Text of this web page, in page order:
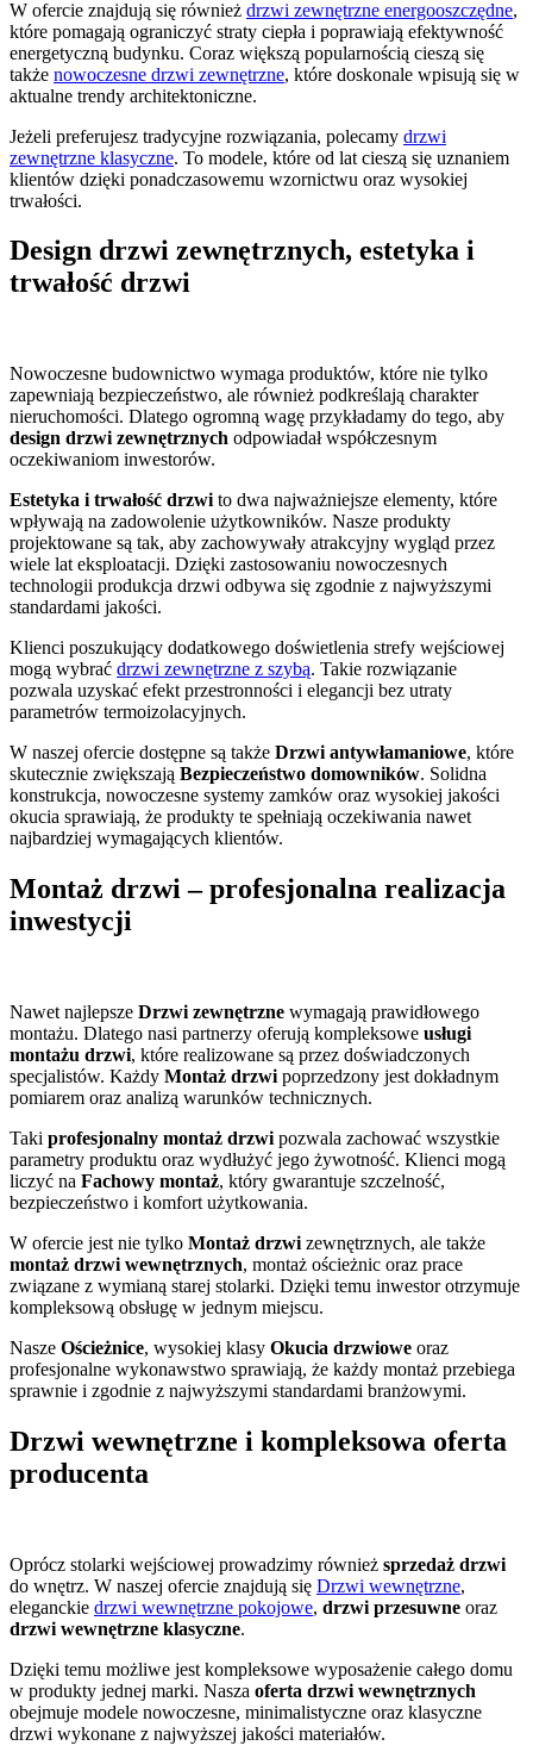
W ofercie znajdują się również drzwi zewnętrzne energooszczędne,
które pomagają ograniczyć straty ciepła i poprawiają efektywność
energetyczną budynku. Coraz większą popularnością cieszą się
także nowoczesne drzwi zewnętrzne, które doskonale wpisują się w
aktualne trendy architektoniczne.
Jeżeli preferujesz tradycyjne rozwiązania, polecamy drzwi
zewnętrzne klasyczne. To modele, które od lat cieszą się uznaniem
klientów dzięki ponadczasowemu wzornictwu oraz wysokiej
trwałości.
Design drzwi zewnętrznych, estetyka i
trwałość drzwi
Nowoczesne budownictwo wymaga produktów, które nie tylko
zapewniają bezpieczeństwo, ale również podkreślają charakter
nieruchomości. Dlatego ogromną wagę przykładamy do tego, aby
design drzwi zewnętrznych odpowiadał współczesnym
oczekiwaniom inwestorów.
Estetyka i trwałość drzwi to dwa najważniejsze elementy, które
wpływają na zadowolenie użytkowników. Nasze produkty
projektowane są tak, aby zachowywały atrakcyjny wygląd przez
wiele lat eksploatacji. Dzięki zastosowaniu nowoczesnych
technologii produkcja drzwi odbywa się zgodnie z najwyższymi
standardami jakości.
Klienci poszukujący dodatkowego doświetlenia strefy wejściowej
mogą wybrać drzwi zewnętrzne z szybą. Takie rozwiązanie
pozwala uzyskać efekt przestronności i elegancji bez utraty
parametrów termoizolacyjnych.
W naszej ofercie dostępne są także Drzwi antywłamaniowe, które
skutecznie zwiększają Bezpieczeństwo domowników. Solidna
konstrukcja, nowoczesne systemy zamków oraz wysokiej jakości
okucia sprawiają, że produkty te spełniają oczekiwania nawet
najbardziej wymagających klientów.
Montaż drzwi – profesjonalna realizacja
inwestycji
Nawet najlepsze Drzwi zewnętrzne wymagają prawidłowego
montażu. Dlatego nasi partnerzy oferują kompleksowe usługi
montażu drzwi, które realizowane są przez doświadczonych
specjalistów. Każdy Montaż drzwi poprzedzony jest dokładnym
pomiarem oraz analizą warunków technicznych.
Taki profesjonalny montaż drzwi pozwala zachować wszystkie
parametry produktu oraz wydłużyć jego żywotność. Klienci mogą
liczyć na Fachowy montaż, który gwarantuje szczelność,
bezpieczeństwo i komfort użytkowania.
W ofercie jest nie tylko Montaż drzwi zewnętrznych, ale także
montaż drzwi wewnętrznych, montaż ościeżnic oraz prace
związane z wymianą starej stolarki. Dzięki temu inwestor otrzymuje
kompleksową obsługę w jednym miejscu.
Nasze Ościeżnice, wysokiej klasy Okucia drzwiowe oraz
profesjonalne wykonawstwo sprawiają, że każdy montaż przebiega
sprawnie i zgodnie z najwyższymi standardami branżowymi.
Drzwi wewnętrzne i kompleksowa oferta
producenta
Oprócz stolarki wejściowej prowadzimy również sprzedaż drzwi
do wnętrz. W naszej ofercie znajdują się Drzwi wewnętrzne,
eleganckie drzwi wewnętrzne pokojowe, drzwi przesuwne oraz
drzwi wewnętrzne klasyczne.
Dzięki temu możliwe jest kompleksowe wyposażenie całego domu
w produkty jednej marki. Nasza oferta drzwi wewnętrznych
obejmuje modele nowoczesne, minimalistyczne oraz klasyczne
drzwi wykonane z najwyższej jakości materiałów.